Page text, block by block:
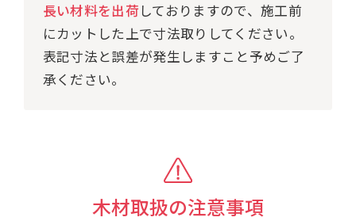
長い材料を出荷 しておりますので、施工前
にカットした上で寸法取りしてください。
表記寸法と誤差が発生しますこと予めご了
承ください。
木材取扱の注意事項